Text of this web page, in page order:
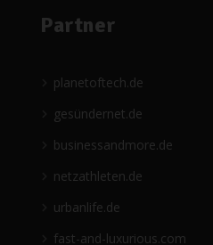
Partner
planetoftech.de
gesündernet.de
businessandmore.de
netzathleten.de
urbanlife.de
fast-and-luxurious.com